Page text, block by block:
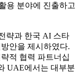
용 분야에 진출하고
략과 한국 AI 스타
안을 제시하였다.
적 협력 파트너십
UAE에서는 대부분